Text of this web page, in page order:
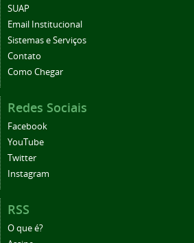
SUAP
Email Institucional
Sistemas e Serviços
Contato
Como Chegar
Redes Sociais
Facebook
YouTube
Twitter
Instagram
RSS
O que é?